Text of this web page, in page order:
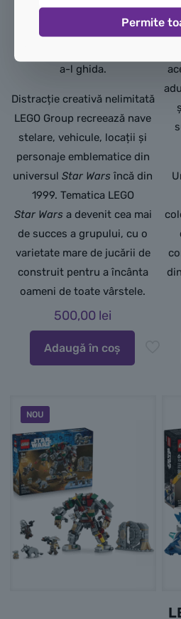
problemă. Setul conține
instrucțiuni de construcție
a-l ghida.
Distracție creativă nelimitată
LEGO Group recreează nave
stelare, vehicule, locații și
personaje emblematice din
universulStar Wars încă din
1999. Tematica LEGO
Star Wars a devenit cea mai
de succes a grupului, cu o
varietate mare de jucării de
construit pentru a încânta
oameni de toate vârstele.
500,00 lei
Adaugă în coș
NOU
Permite